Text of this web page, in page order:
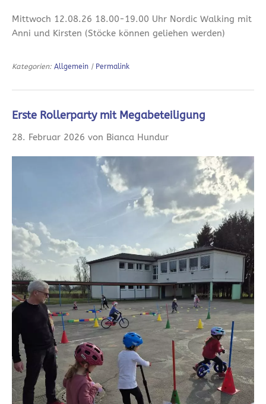
Mittwoch 12.08.26 18.00-19.00 Uhr Nordic Walking mit
Anni und Kirsten (Stöcke können geliehen werden)
Kategorien: Allgemein | Permalink
Erste Rollerparty mit Megabeteiligung
28. Februar 2026 von Bianca Hundur